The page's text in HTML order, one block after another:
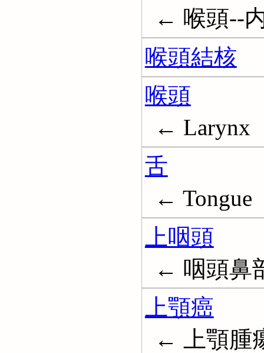
← 喉頭--
喉頭結核
喉頭
← Larynx
舌
← Tongue
上咽頭
← 咽頭鼻
上顎癌
← 上顎腫